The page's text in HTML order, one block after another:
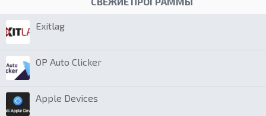
Exitlag
OP Auto Clicker
Apple Devices